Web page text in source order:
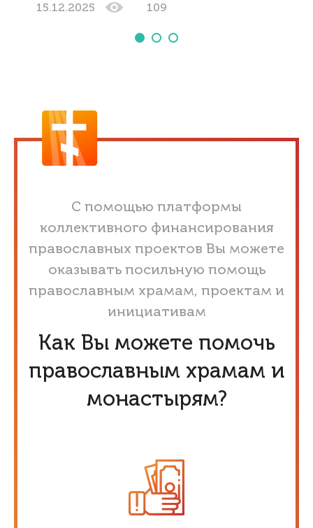
15.12.2025 109
С помощью платформы
коллективного финансирования
православных проектов Вы можете
оказывать посильную помощь
православным храмам, проектам и
инициативам
Как Вы можете помочь
православным храмам и
монастырям?